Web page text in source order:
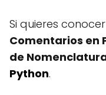
Si quieres
Comentarios en
de
Python.